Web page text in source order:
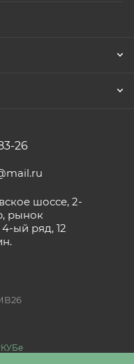
26
шоссе, 2-
рынок
ый ряд, 12